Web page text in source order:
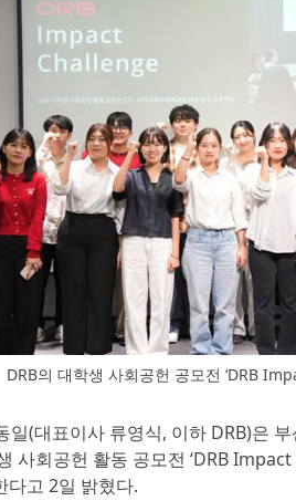
DRB의 대학생 사회공헌 공모전 ‘DRB
일(대표이사 류영식, 이하 DRB)은
사회공헌 활동 공모전 ‘DRB
다고 2일 밝혔다.